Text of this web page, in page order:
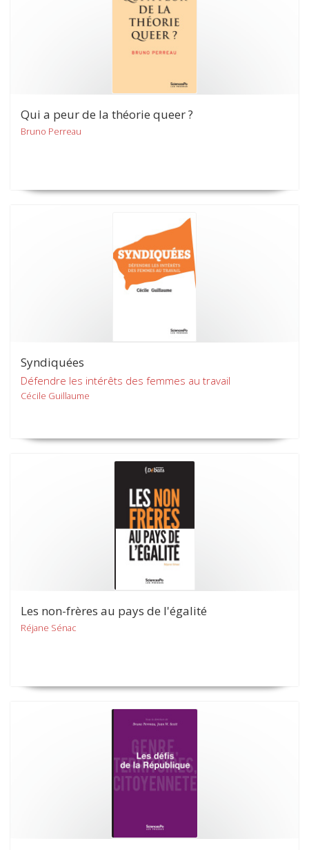
Qui a peur de la théorie queer ?
Bruno Perreau
Syndiquées
Défendre les intérêts des femmes au travail
Cécile Guillaume
Les non-frères au pays de l'égalité
Réjane Sénac